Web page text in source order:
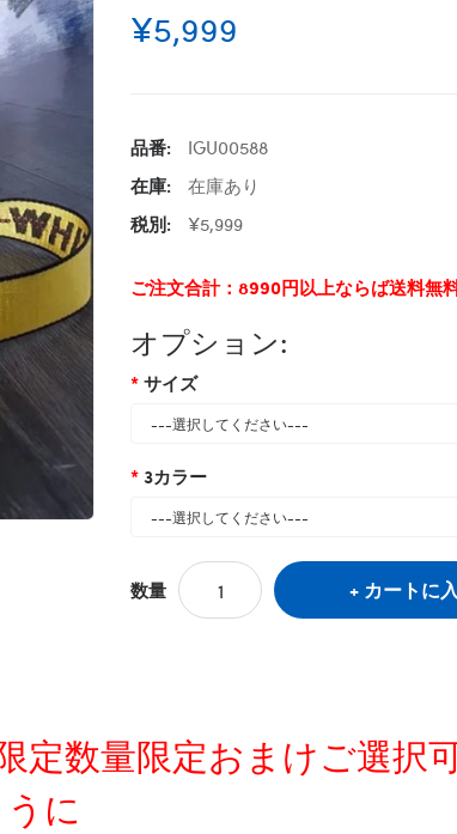
¥5,999
品番:
IGU00588
在庫:
在庫あり
税別:
¥5,999
ご注文合計：8990円以上ならば送料無
オプション:
サイズ
3カラー
数量 カートに
定数量限定おまけご選
に